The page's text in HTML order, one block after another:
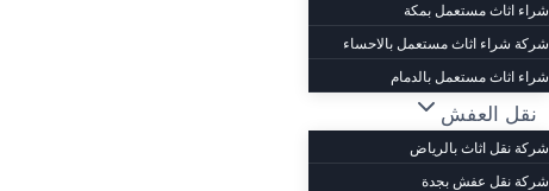
شراء اثاث مستعمل بمكة
شركة شراء اثاث مستعمل بالاحساء
شراء اثاث مستعمل بالدمام
نقل العفش
شركة نقل اثاث بالرياض
شركة نقل عفش بجدة